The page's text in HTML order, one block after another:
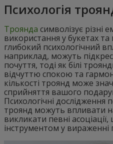
Психологія
Троянда символізує різні
використання у букетах
глибокий психологічний
наприклад, можуть
почуття, тоді як білі
відчуттю спокою та
кількості троянд може
сприйняття вашого
Психологічні
троянд можуть впливати
викликати певні
інструментом у вираженні